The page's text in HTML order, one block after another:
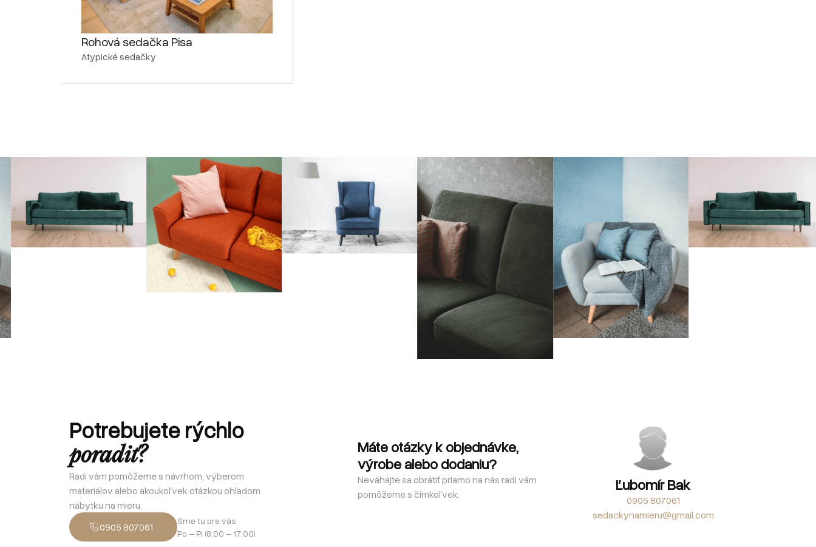
Rohová sedačka Pisa
Atypické sedačky
Potrebujete rýchlo
poradiť?
Radi vám pomôžeme s návrhom, výberom
materiálov alebo akoukoľvek otázkou ohľadom
nábytku na mieru.
0905 807061
Sme tu pre vás
Po – Pi (8:00 – 17:00)
Máte otázky k objednávke,
výrobe alebo dodaniu?
Neváhajte sa obrátiť priamo na nás radi vám
pomôžeme s čímkoľvek.
Ľubomír Bak
0905 807061
sedackynamieru@gmail.com